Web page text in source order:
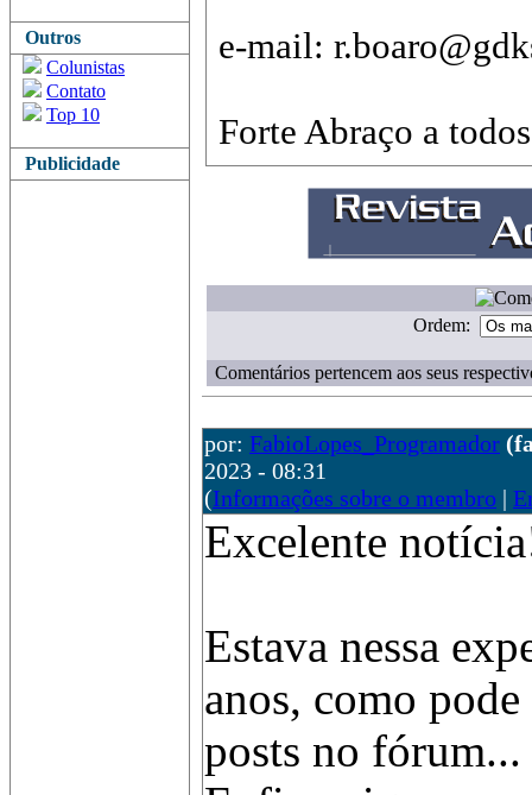
Outros
Colunistas
Contato
Top 10
Publicidade
e-mail:
Forte Abraço a
Ordem:
Comentários pertencem aos seus
por: FabioLopes_Programador
2023 - 08:31
(Informações sobre o membro |
Excelente
Estava nessa
anos, como
posts no fórum...